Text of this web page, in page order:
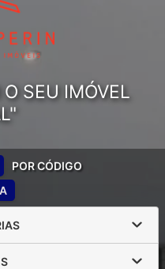
SEU IMÓVEL
POR CÓDIGO